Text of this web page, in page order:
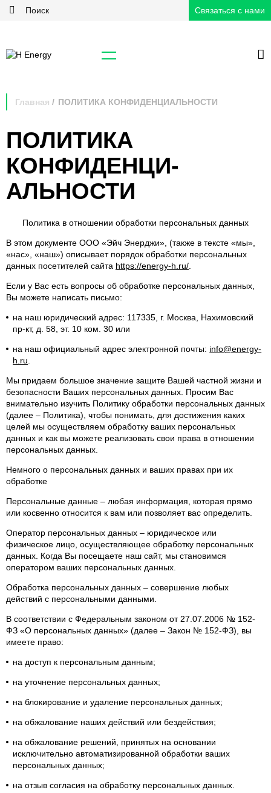
Связаться с нами
Главная ПОЛИТИКА КОНФИДЕНЦИАЛЬНОСТИ
ПОЛИТИКА
КОНФИДЕНЦИ­
АЛЬНОСТИ
Политика в отношении обработки персональных данных
В этом документе ООО «Эйч Энерджи», (также в тексте «мы»,
«нас», «наш») описывает порядок обработки персональных
данных посетителей сайта https://energy-h.ru/
Если у Вас есть вопросы об обработке персональных данных,
Вы можете написать письмо:
на наш юридический адрес: 117335, г. Москва, Нахимовский
пр-кт, д. 58, эт. 10 ком. 30 или
на наш официальный адрес электронной почты: info@energy-
h.ru
Мы придаем большое значение защите Вашей частной жизни и
безопасности Ваших персональных данных. Просим Вас
внимательно изучить Политику обработки персональных данных
(далее – Политика), чтобы понимать, для достижения каких
целей мы осуществляем обработку ваших персональных
данных и как вы можете реализовать свои права в отношении
персональных данных.
Немного о персональных данных и ваших правах при их
обработке
Персональные данные – любая информация, которая прямо
или косвенно относится к вам или позволяет вас определить.
Оператор персональных данных – юридическое или
физическое лицо, осуществляющее обработку персональных
данных. Когда Вы посещаете наш сайт, мы становимся
оператором ваших персональных данных.
Обработка персональных данных – совершение любых
действий с персональными данными.
В соответствии с Федеральным законом от 27.07.2006 № 152-
ФЗ «О персональных данных» (далее – Закон № 152-ФЗ), вы
имеете право:
на доступ к персональным данным;
на уточнение персональных данных;
на блокирование и удаление персональных данных;
на обжалование наших действий или бездействия;
на обжалование решений, принятых на основании
исключительно автоматизированной обработки ваших
персональных данных;
на отзыв согласия на обработку персональных данных.